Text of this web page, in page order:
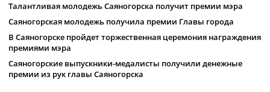
Талантливая молодежь Саяногорска получит премии мэра
Саяногорская молодежь получила премии Главы города
В Саяногорске пройдет торжественная церемония награждения
премиями мэра
Саяногорские выпускники-медалисты получили денежные
премии из рук главы Саяногорска